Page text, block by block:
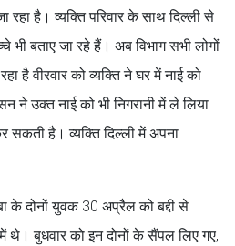
रहा है। व्यक्ति परिवार के साथ दिल्ली से
भी बताए जा रहे हैं। अब विभाग सभी लोगों
है वीरवार को व्यक्ति ने घर में नाई को
ने उक्त नाई को भी निगरानी में ले लिया
सकती है। व्यक्ति दिल्ली में अपना
दोनों युवक 30 अप्रैल को बद्दी से
थे। बुधवार को इन दोनों के सैंपल लिए गए,